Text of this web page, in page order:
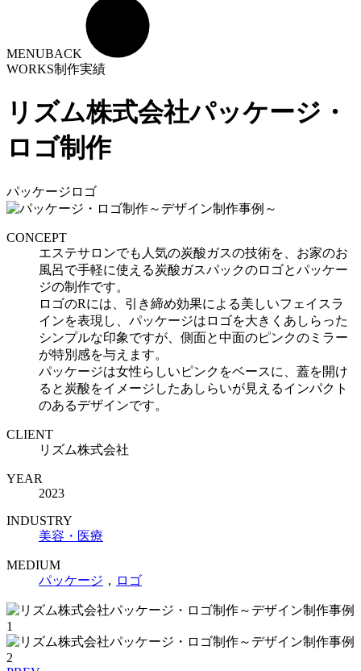
MENUBACK
WORKS制作実績
リズム株式会社パッケージ・
ロゴ制作
パッケージ ロゴ
CONCEPT
エステサロンでも人気の炭酸ガスの技術を、お家のお
風呂で手軽に使える炭酸ガスパックのロゴとパッケー
ジの制作です。
ロゴのRには、引き締め効果による美しいフェイスラ
インを表現し、パッケージはロゴを大きくあしらった
シンプルな印象ですが、側面と中面のピンクのミラー
が特別感を与えます。
パッケージは女性らしいピンクをベースに、蓋を開け
ると炭酸をイメージしたあしらいが見えるインパクト
のあるデザインです。
CLIENT
リズム株式会社
YEAR
2023
INDUSTRY
美容・医療
MEDIUM
パッケージ ， ロゴ